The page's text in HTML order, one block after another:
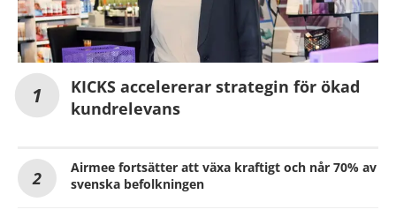
KICKS accelererar strategin för ökad
kundrelevans
Airmee fortsätter att växa kraftigt och når 70% av
svenska befolkningen